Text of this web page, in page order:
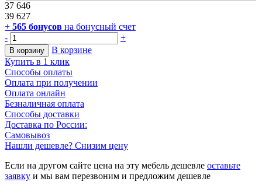
37 646
39 627
+ 565 бонусов на бонусный счет
-
+
В корзину
В корзине
Купить в 1 клик
Способы оплаты
Оплата при получении
Оплата онлайн
Безналичная оплата
Способы доставки
Доставка по России:
Самовывоз
Нашли дешевле? Снизим цену
Если на другом сайте цена на эту мебель дешевле оставьте
заявку и мы вам перезвоним и предложим дешевле